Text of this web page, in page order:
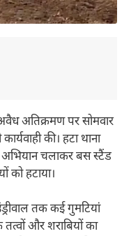
अतिक्रमण पर सोमवार
की। हटा थाना
चलाकर बस स्टैंड
हटाया।
तक कई गुमटियां
और शराबियों का